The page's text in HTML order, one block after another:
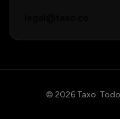
© 2026 Taxo.